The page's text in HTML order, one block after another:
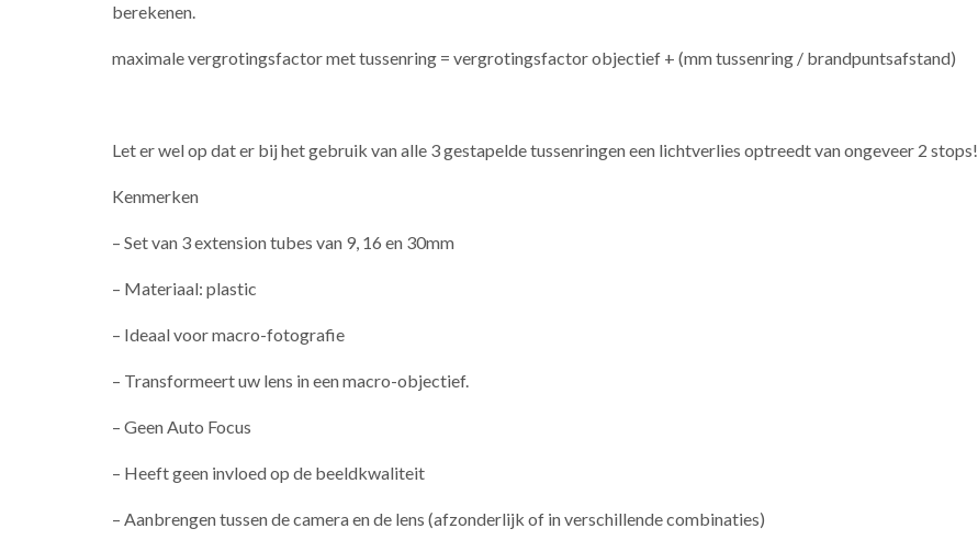
berekenen.
maximale vergrotingsfactor met tussenring = vergrotingsfactor objectief + (mm tussenring / brandpuntsafstand)
Let er wel op dat er bij het gebruik van alle 3 gestapelde tussenringen een lichtverlies optreedt van ongeveer 2 stops!
Kenmerken
– Set van 3 extension tubes van 9, 16 en 30mm
– Materiaal: plastic
– Ideaal voor macro-fotografie
– Transformeert uw lens in een macro-objectief.
– Geen Auto Focus
– Heeft geen invloed op de beeldkwaliteit
– Aanbrengen tussen de camera en de lens (afzonderlijk of in verschillende combinaties)